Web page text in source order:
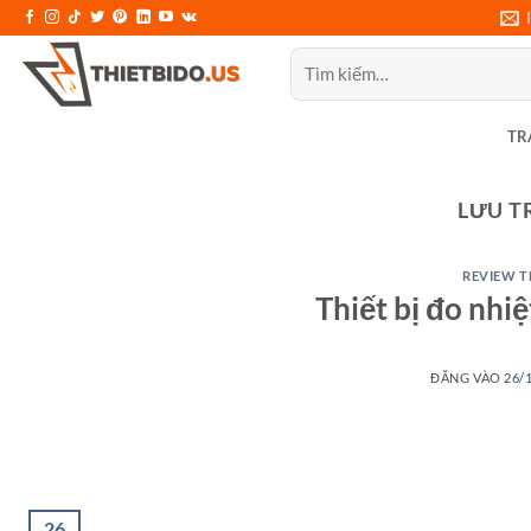
qua
nội
Tìm
kiếm:
LƯU
REVIEW
Thiết bị đo
ĐĂNG VÀO 26/